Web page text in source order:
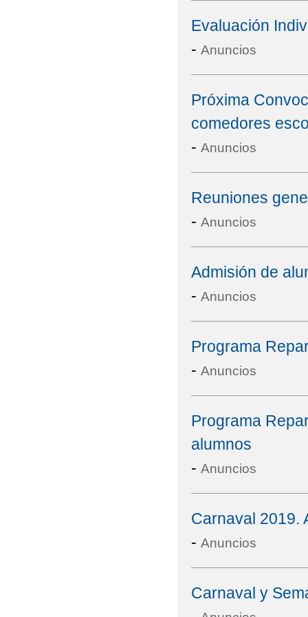
Evaluación
- Anuncios
Próxima
comedores
- Anuncios
Reuniones
- Anuncios
Admisión de
- Anuncios
Programa
- Anuncios
Programa
alumnos
- Anuncios
Carnaval 2019.
- Anuncios
Carnaval y